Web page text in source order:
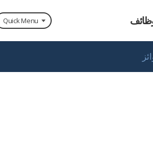
Quick Menu
المتوسط / العالي